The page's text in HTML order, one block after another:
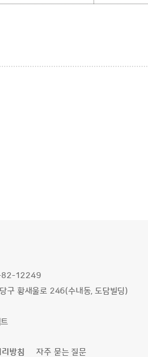
12249
구 황새울로 246(수내동, 도담빌딩)
방침 자주 묻는 질문